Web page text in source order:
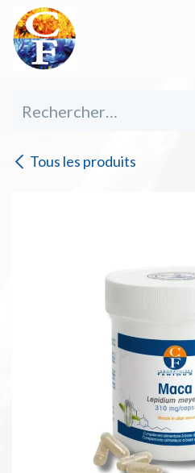
Se rendre au contenu
Tous les produits